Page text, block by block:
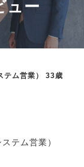
ュー
テム営業） 33歳
テム営業）